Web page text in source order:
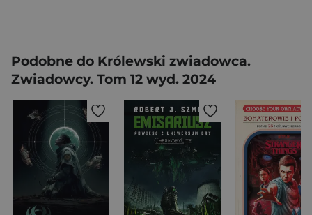
Podobne do Królewski zwiadowca.
Zwiadowcy. Tom 12 wyd. 2024